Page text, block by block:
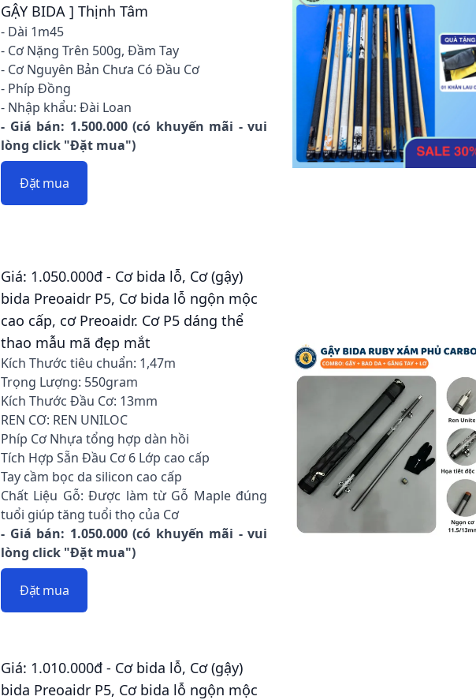
GẬY BIDA ] Thịnh Tâm
- Dài 1m45
- Cơ Nặng Trên 500g, Đầm Tay
- Cơ Nguyên Bản Chưa Có Đầu Cơ
- Phíp Đồng
- Nhập khẩu: Đài Loan
- Giá bán: 1.500.000 (có khuyến mãi - vui
lòng click "Đặt mua")
Đặt mua
Giá: 1.050.000đ - Cơ bida lỗ, Cơ (gậy)
bida Preoaidr P5, Cơ bida lỗ ngộn mộc
cao cấp, cơ Preoaidr. Cơ P5 dáng thể
thao mẫu mã đẹp mắt
Kích Thước tiêu chuẩn: 1,47m
Trọng Lượng: 550gram
Kích Thước Đầu Cơ: 13mm
REN CƠ: REN UNILOC
Phíp Cơ Nhựa tổng hợp dàn hồi
Tích Hợp Sẵn Đầu Cơ 6 Lớp cao cấp
Tay cầm bọc da silicon cao cấp
Chất Liệu Gỗ: Được làm từ Gỗ Maple đúng
tuổi giúp tăng tuổi thọ của Cơ
- Giá bán: 1.050.000 (có khuyến mãi - vui
lòng click "Đặt mua")
Đặt mua
Giá: 1.010.000đ - Cơ bida lỗ, Cơ (gậy)
bida Preoaidr P5, Cơ bida lỗ ngộn mộc